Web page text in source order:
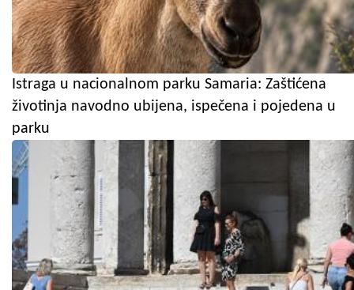
Istraga u nacionalnom parku Samaria: Zaštićena
životinja navodno ubijena, ispečena i pojedena u
parku